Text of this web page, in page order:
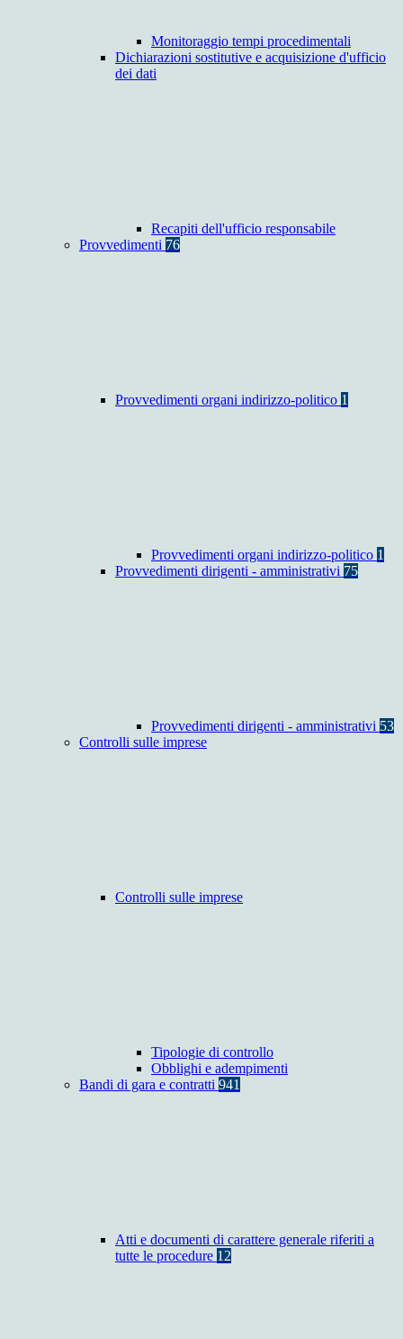
Monitoraggio tempi procedimentali
Dichiarazioni sostitutive e acquisizione d'ufficio
dei dati
Recapiti dell'ufficio responsabile
Provvedimenti 76
Provvedimenti organi indirizzo-politico 1
Provvedimenti organi indirizzo-politico 1
Provvedimenti dirigenti - amministrativi 75
Provvedimenti dirigenti - amministrativi 53
Controlli sulle imprese
Controlli sulle imprese
Tipologie di controllo
Obblighi e adempimenti
Bandi di gara e contratti 941
Atti e documenti di carattere generale riferiti a
tutte le procedure 12